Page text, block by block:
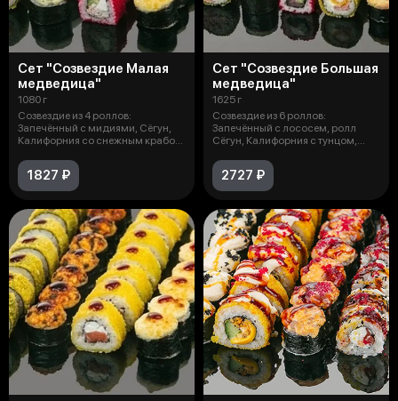
Сет "Созвездие Малая
медведица"
1080 г
Созвездие из 4 роллов:
Запечённый с мидиями, Сёгун,
Калифорния со снежным крабом,
1827 ₽
Сет "Созвездие Большая
медведица"
1625 г
Созвездие из 6 роллов:
Запечённый с лососем, ролл
Сёгун, Калифорния с тунцом,
2727 ₽